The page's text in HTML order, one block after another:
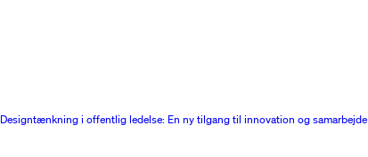
Designtænkning i offentlig ledelse: En ny tilgang til innovation og samarbejde